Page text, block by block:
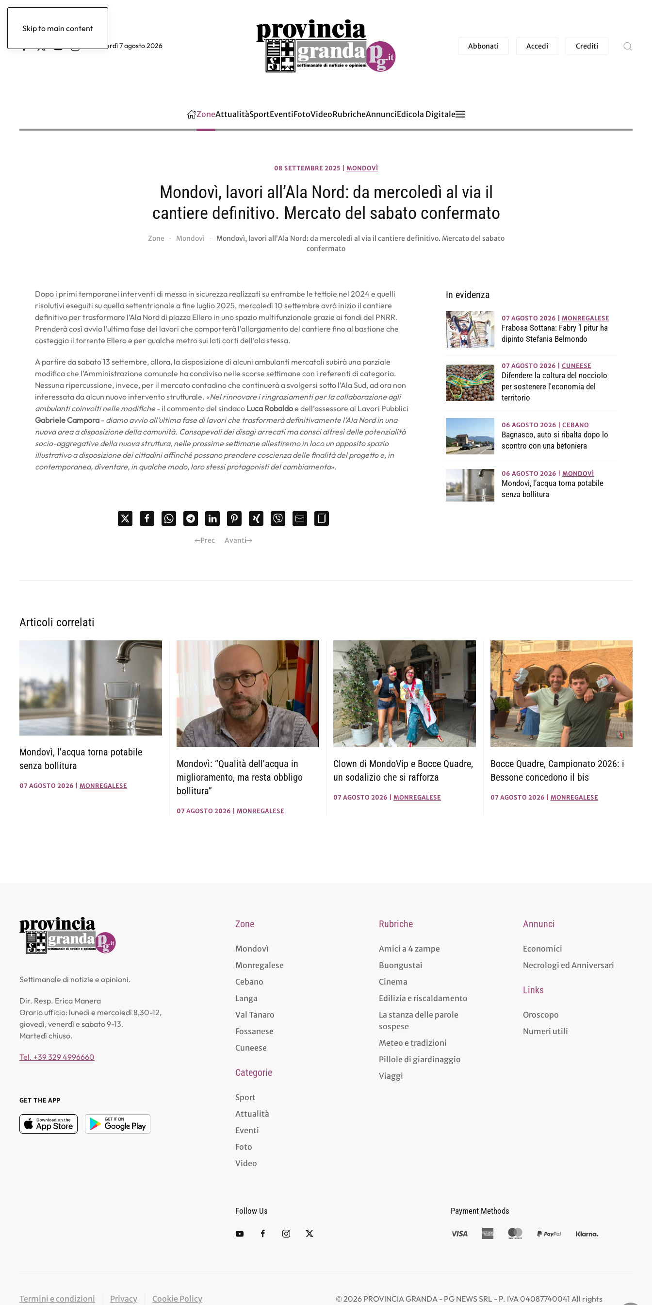
Skip to main content
venerdì 7 agosto 2026 Abbonati Accedi Crediti
ZoneAttualitàSportEventiFotoVideoRubricheAnnunciEdicola Digitale
08 SETTEMBRE 2025 MONDOVÌ
Mondovì, lavori all’Ala Nord: da mercoledì al via il
cantiere definitivo. Mercato del sabato confermato
Zone Mondovì
Mondovì, lavori all’Ala Nord: da mercoledì al via il cantiere definitivo. Mercato del sabato
confermato
Dopo i primi temporanei interventi di messa in sicurezza realizzati su entrambe le tettoie nel 2024 e quelli
risolutivi eseguiti su quella settentrionale a fine luglio 2025, mercoledì 10 settembre avrà inizio il cantiere
definitivo per trasformare l’Ala Nord di piazza Ellero in uno spazio multifunzionale grazie ai fondi del PNRR.
Prenderà così avvio l’ultima fase dei lavori che comporterà l’allargamento del cantiere fino al bastione che
costeggia il torrente Ellero e per qualche metro sui lati corti dell’ala stessa.
A partire da sabato 13 settembre, allora, la disposizione di alcuni ambulanti mercatali subirà una parziale
modifica che l’Amministrazione comunale ha condiviso nelle scorse settimane con i referenti di categoria.
Nessuna ripercussione, invece, per il mercato contadino che continuerà a svolgersi sotto l’Ala Sud, ad ora non
interessata da alcun nuovo intervento strutturale. «Nel rinnovare i ringraziamenti per la collaborazione agli
ambulanti coinvolti nelle modifiche- il commento del sindaco Luca Robaldoe dell’assessore ai Lavori Pubblici
Gabriele Campora - diamo avvio all’ultima fase di lavori che trasformerà definitivamente l’Ala Nord in una
nuova area a disposizione della comunità. Consapevoli dei disagi arrecati ma consci altresì delle potenzialità
socio-aggregative della nuova struttura, nelle prossime settimane allestiremo in loco un apposito spazio
illustrativo a disposizione dei cittadini affinché possano prendere coscienza delle finalità del progetto e, in
contemporanea, diventare, in qualche modo, loro stessi protagonisti del cambiamento».
Prec Avanti
In evidenza
07 AGOSTO 2026 MONREGALESE
Frabosa Sottana: Fabry ‘l pitur ha
dipinto Stefania Belmondo
07 AGOSTO 2026 CUNEESE
Difendere la coltura del nocciolo
per sostenere l'economia del
territorio
06 AGOSTO 2026 CEBANO
Bagnasco, auto si ribalta dopo lo
scontro con una betoniera
06 AGOSTO 2026 MONDOVÌ
Mondovì, l’acqua torna potabile
senza bollitura
Articoli correlati
Mondovì, l’acqua torna potabile
senza bollitura
07 AGOSTO 2026 MONREGALESE
Mondovì: “Qualità dell'acqua in
miglioramento, ma resta obbligo
bollitura”
07 AGOSTO 2026 MONREGALESE
Clown di MondoVip e Bocce Quadre,
un sodalizio che si rafforza
07 AGOSTO 2026 MONREGALESE
Bocce Quadre, Campionato 2026: i
Bessone concedono il bis
07 AGOSTO 2026 MONREGALESE
Settimanale di notizie e opinioni.
Dir. Resp. Erica Manera
Orario ufficio: lunedì e mercoledì 8,30-12,
giovedì, venerdì e sabato 9-13.
Martedì chiuso.
Tel. +39 329 4996660
GET THE APP
Zone
Mondovì
Monregalese
Cebano
Langa
Val Tanaro
Fossanese
Cuneese
Categorie
Sport
Attualità
Eventi
Foto
Video
Rubriche
Amici a 4 zampe
Buongustai
Cinema
Edilizia e riscaldamento
La stanza delle parole
sospese
Meteo e tradizioni
Pillole di giardinaggio
Viaggi
Annunci
Economici
Necrologi ed Anniversari
Links
Oroscopo
Numeri utili
Follow Us Payment Methods
Termini e condizioni Privacy Cookie Policy ©2026 PROVINCIA GRANDA - PG NEWS SRL - P. IVA 04087740041 All rights